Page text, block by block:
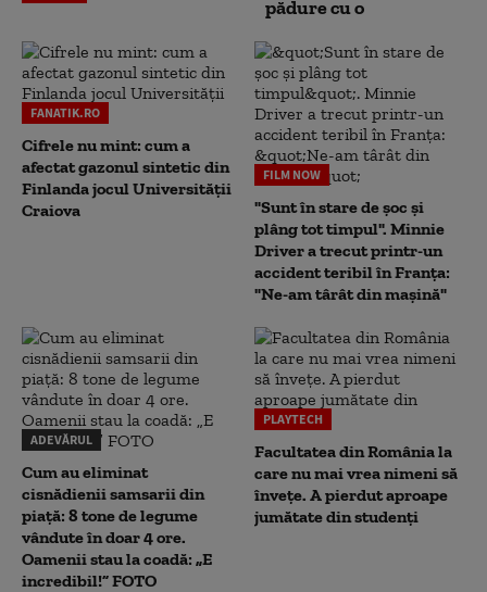
pădure cu o
FANATIK.RO
Cifrele nu mint: cum a
afectat gazonul sintetic din
Finlanda jocul Universității
Craiova
FILM NOW
"Sunt în stare de șoc și
plâng tot timpul". Minnie
Driver a trecut printr-un
accident teribil în Franța:
"Ne-am târât din mașină"
ADEVĂRUL
Cum au eliminat
cisnădienii samsarii din
piață: 8 tone de legume
vândute în doar 4 ore.
Oamenii stau la coadă: „E
incredibil!” FOTO
PLAYTECH
Facultatea din România la
care nu mai vrea nimeni să
înveţe. A pierdut aproape
jumătate din studenţi